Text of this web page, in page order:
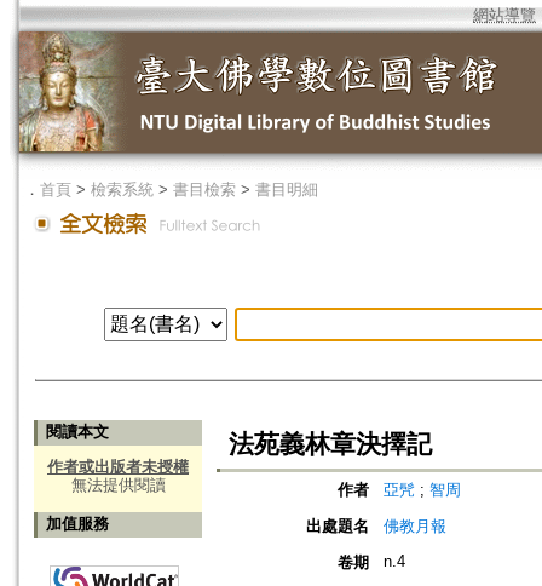
網站導覽
． 首頁 > 檢索系統 > 書目檢索 > 書目明細
閱讀本文
作者或出版者未授權
無法提供閱讀
加值服務
法苑義林章決擇記
作者 亞髠 ; 智周
出處題名
佛教月報
卷期
n.4